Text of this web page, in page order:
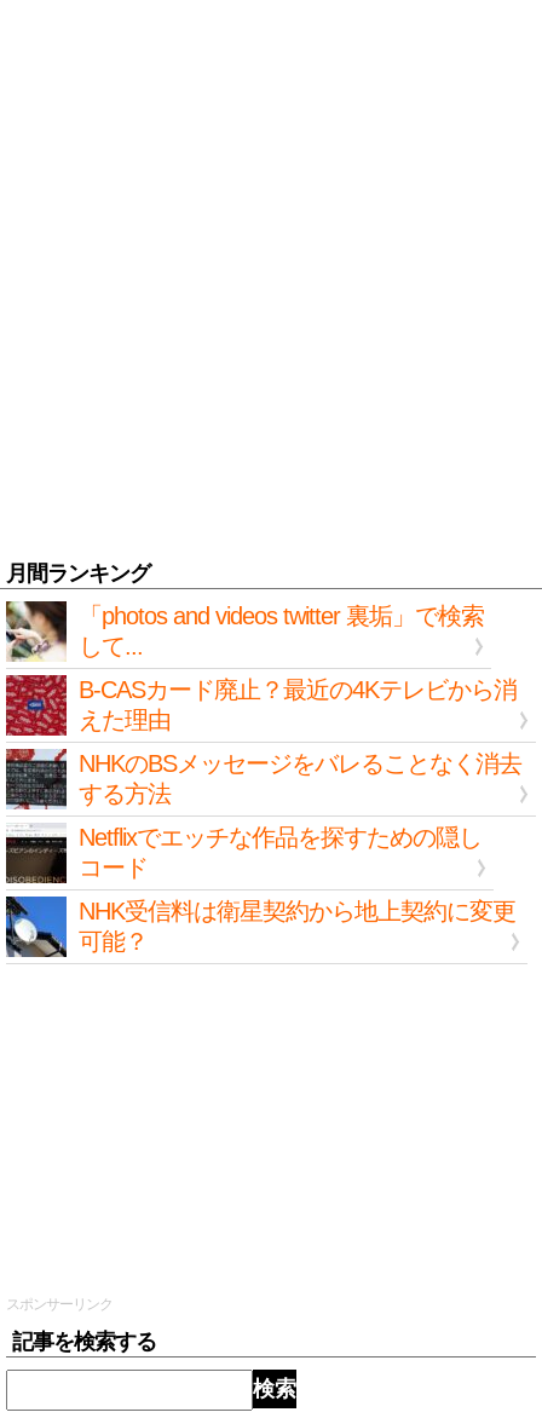
月間ランキング
「photos and videos twitter 裏垢」で検索
して...
B-CASカード廃止？最近の4Kテレビから消
えた理由
NHKのBSメッセージをバレることなく消去
する方法
Netflixでエッチな作品を探すための隠し
コード
NHK受信料は衛星契約から地上契約に変更
可能？
スポンサーリンク
記事を検索する
検索